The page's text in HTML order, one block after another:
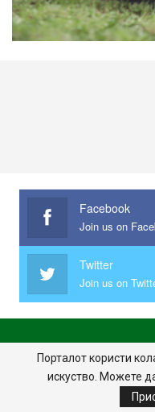
Facebook
Twitter
Join us on
ПОЧЕТНА
Порталот користи
искуство. Можете